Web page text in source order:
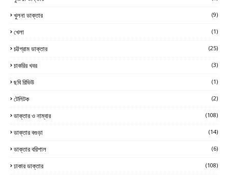
খুলনা ডাক্তার (9)
খেলা (1)
চট্টগ্রাম ডাক্তার (25)
চাকরির খবর (3)
ছবি রিভিউ (1)
টেলিটক (2)
ডাক্তার ও নাম্বার (108)
ডাক্তার বগুড়া (14)
ডাক্তার বরিশাল (6)
ঢাকার ডাক্তার (108)